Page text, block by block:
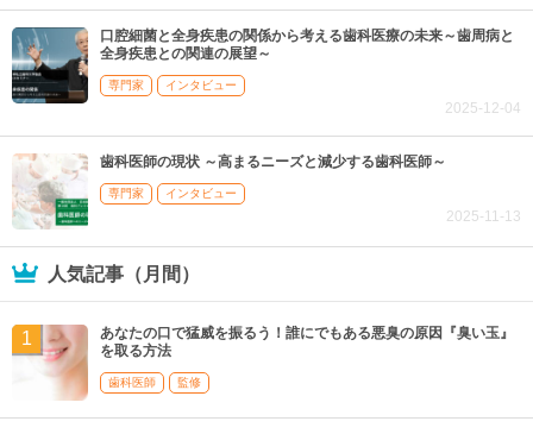
口腔細菌と全身疾患の関係から考える歯科医療の未来～歯周病と
全身疾患との関連の展望～
専門家 インタビュー
2025-12-04
歯科医師の現状 ～高まるニーズと減少する歯科医師～
専門家 インタビュー
2025-11-13
人気記事（月間）
あなたの口で猛威を振るう！誰にでもある悪臭の原因『臭い玉』
を取る方法
歯科医師 監修